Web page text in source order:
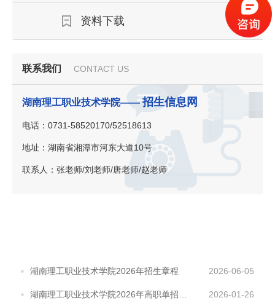
资料下载
联系我们 CONTACT US
湖南理工职业技术学院——招生信息网
电话：0731-58520170/52518613
地址：湖南省湘潭市河东大道10号
联系人：张老师/刘老师/唐老师/赵老师
湖南理工职业技术学院2026年招生章程 2026-06-05
湖南理工职业技术学院2026年高职单招章程 2026-01-26